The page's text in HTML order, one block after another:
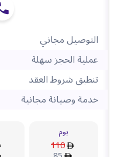
التوصيل مجاني
عملية الحجز سهلة
تنطبق شروط العقد
خدمة وصيانة مجانية
يوم
110